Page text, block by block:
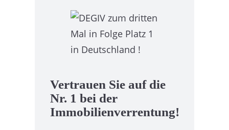
Vertrauen Sie auf die
Nr. 1 bei der
Immobilienverrentung!